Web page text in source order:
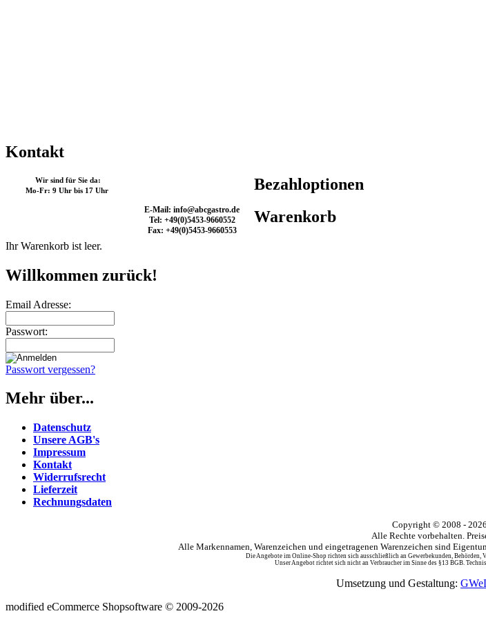
Kontakt
Wir sind für Sie da:
Mo-Fr: 9 Uhr bis 17 Uhr
E-Mail: info@abcgastro.de
Tel: +49(0)5453-9660552
Fax: +49(0)5453-9660553
Bezahloptionen
Warenkorb
Ihr Warenkorb ist leer.
Willkommen zurück!
Email Adresse:
Passwort:
Passwort vergessen?
Mehr über...
Datenschutz
Unsere AGB's
Impressum
Kontakt
Widerrufsrecht
Lieferzeit
Rechnungsdaten
Copyright © 2008 -
Alle Rechte vorbehalten.
Alle Markennamen, Warenzeichen und eingetragenen Warenzeichen sind
Die Angebote im Online-Shop richten sich ausschließlich an Gewerbekunden,
Unser Angebot richtet sich nicht an Verbraucher im Sinne des §13 BGB.
Umsetzung und Gestaltung:
modified eCommerce Shopsoftware © 2009-2026